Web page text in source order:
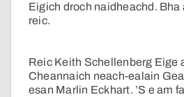
Eigich droch naidheachd. Bha
reic.
Reic Keith Schellenberg Eige
Cheannaich neach-ealain
esan Marlin Eckhart. ’S e am